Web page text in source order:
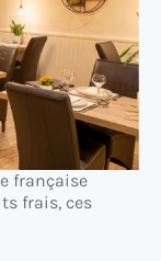
française
frais, ces